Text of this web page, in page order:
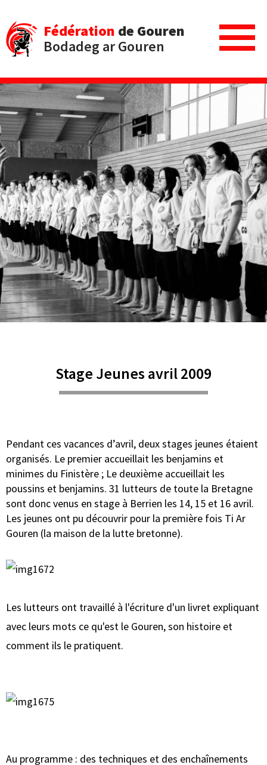
Fédération de Gouren
Bodadeg ar Gouren
Stage Jeunes avril 2009
Pendant ces vacances d’avril, deux stages jeunes étaient
organisés. Le premier accueillait les benjamins et
minimes du Finistère ; Le deuxième accueillait les
poussins et benjamins. 31 lutteurs de toute la Bretagne
sont donc venus en stage à Berrien les 14, 15 et 16 avril.
Les jeunes ont pu découvrir pour la première fois Ti Ar
Gouren (la maison de la lutte bretonne).
Les lutteurs ont travaillé à l'écriture d'un livret expliquant
avec leurs mots ce qu'est le Gouren, son histoire et
comment ils le pratiquent.
Au programme : des techniques et des enchaînements